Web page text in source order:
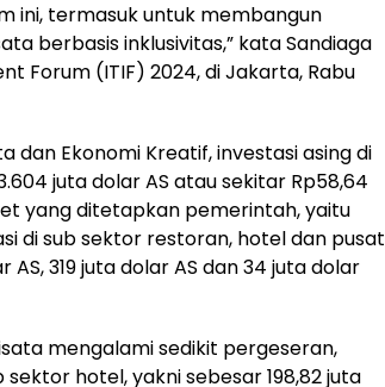
ini, termasuk untuk membangun
berbasis inklusivitas,” kata Sandiaga
Forum (ITIF) 2024, di Jakarta, Rabu
Ekonomi Kreatif, investasi asing di
juta dolar AS atau sekitar Rp58,64
yang ditetapkan pemerintah, yaitu
di sub sektor restoran, hotel dan pusat
319 juta dolar AS dan 34 juta dolar
mengalami sedikit pergeseran,
hotel, yakni sebesar 198,82 juta